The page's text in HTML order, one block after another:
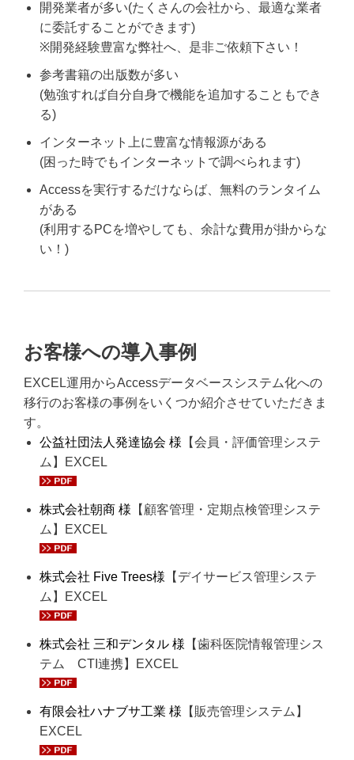
開発業者が多い(たくさんの会社から、最適な業者
に委託することができます)
※開発経験豊富な弊社へ、是非ご依頼下さい！
参考書籍の出版数が多い
(勉強すれば自分自身で機能を追加することもでき
る)
インターネット上に豊富な情報源がある
(困った時でもインターネットで調べられます)
Accessを実行するだけならば、無料のランタイム
がある
(利用するPCを増やしても、余計な費用が掛からな
い！)
お客様への導入事例
EXCEL運用からAccessデータベースシステム化への
移行のお客様の事例をいくつか紹介させていただきま
す。
公益社団法人発達協会 様 【会員・評価管理システ
ム】EXCEL
株式会社朝商 様 【顧客管理・定期点検管理システ
ム】EXCEL
株式会社 Five Trees様 【デイサービス管理システ
ム】EXCEL
株式会社 三和デンタル 様 【歯科医院情報管理シス
テム CTI連携】EXCEL
有限会社ハナブサ工業 様 【販売管理システム】
EXCEL